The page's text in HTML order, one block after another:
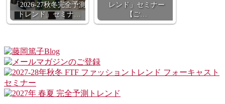
「2026-27秋冬完全予測
トレンド」セミナ…
レンド」セミナー
【ご…